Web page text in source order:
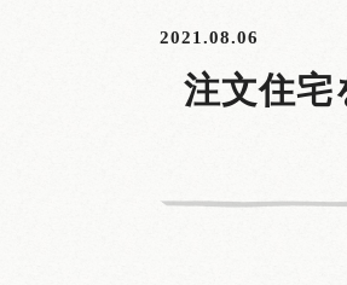
2021.08.06
注文住宅